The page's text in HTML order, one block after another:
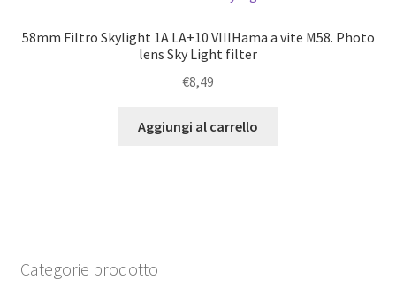
58mm Filtro Skylight 1A LA+10 VIIIHama a vite M58. Photo
lens Sky Light filter
€8,49
Aggiungi al carrello
Categorie prodotto